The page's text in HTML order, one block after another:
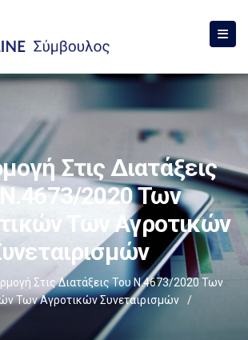
Στις Διατάξεις
2020 Των
Των Αγροτικών
Στις Διατάξεις Του Ν.4673/2020 Των
Των Αγροτικών Συνεταιρισμών
/